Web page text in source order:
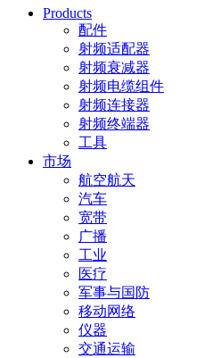
Products
配件
射频适配器
射频衰减器
射频电缆组件
射频连接器
射频终端器
工具
市场
航空航天
汽车
宽带
广播
工业
医疗
军事与国防
移动网络
仪器
交通运输